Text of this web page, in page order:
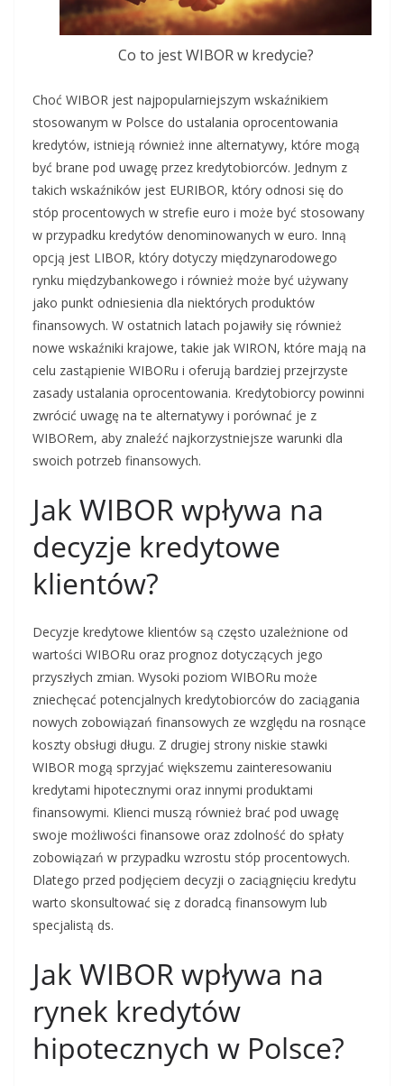
Co to jest WIBOR w kredycie?
Choć WIBOR jest najpopularniejszym wskaźnikiem
stosowanym w Polsce do ustalania oprocentowania
kredytów, istnieją również inne alternatywy, które mogą
być brane pod uwagę przez kredytobiorców. Jednym z
takich wskaźników jest EURIBOR, który odnosi się do
stóp procentowych w strefie euro i może być stosowany
w przypadku kredytów denominowanych w euro. Inną
opcją jest LIBOR, który dotyczy międzynarodowego
rynku międzybankowego i również może być używany
jako punkt odniesienia dla niektórych produktów
finansowych. W ostatnich latach pojawiły się również
nowe wskaźniki krajowe, takie jak WIRON, które mają na
celu zastąpienie WIBORu i oferują bardziej przejrzyste
zasady ustalania oprocentowania. Kredytobiorcy powinni
zwrócić uwagę na te alternatywy i porównać je z
WIBORem, aby znaleźć najkorzystniejsze warunki dla
swoich potrzeb finansowych.
Jak WIBOR wpływa na
decyzje kredytowe
klientów?
Decyzje kredytowe klientów są często uzależnione od
wartości WIBORu oraz prognoz dotyczących jego
przyszłych zmian. Wysoki poziom WIBORu może
zniechęcać potencjalnych kredytobiorców do zaciągania
nowych zobowiązań finansowych ze względu na rosnące
koszty obsługi długu. Z drugiej strony niskie stawki
WIBOR mogą sprzyjać większemu zainteresowaniu
kredytami hipotecznymi oraz innymi produktami
finansowymi. Klienci muszą również brać pod uwagę
swoje możliwości finansowe oraz zdolność do spłaty
zobowiązań w przypadku wzrostu stóp procentowych.
Dlatego przed podjęciem decyzji o zaciągnięciu kredytu
warto skonsultować się z doradcą finansowym lub
specjalistą ds.
Jak WIBOR wpływa na
rynek kredytów
hipotecznych w Polsce?